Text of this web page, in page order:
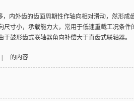
外齿的齿面周期性作轴向相对滑动，然形成
寸小，承载能力大，常用于低速重载工况条件
鼓形齿式联轴器角向补偿大于直齿式联轴器。
| 的内容